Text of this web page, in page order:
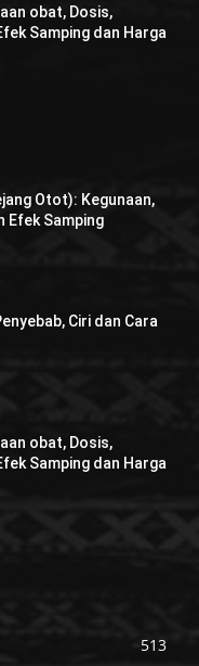
obat, Dosis,
Samping dan Harga
Otot): Kegunaan,
Efek Samping
Ciri dan Cara
obat, Dosis,
Samping dan Harga
513